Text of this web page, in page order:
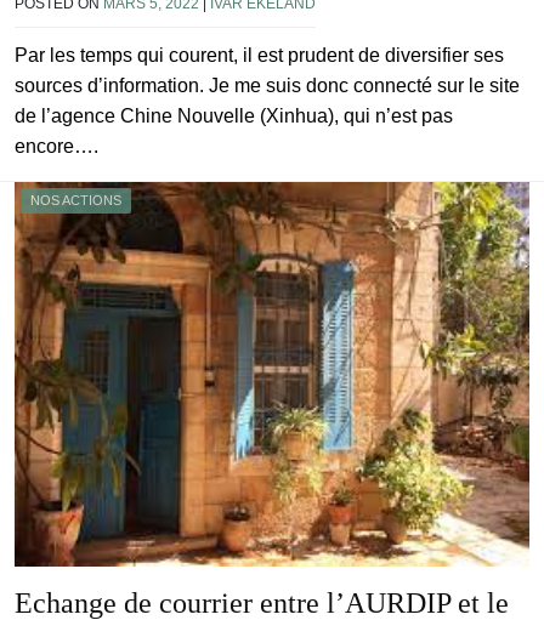
POSTED ON MARS 5, 2022 IVAR EKELAND
Par les temps qui courent, il est prudent de diversifier ses
sources d’information. Je me suis donc connecté sur le site
de l’agence Chine Nouvelle (Xinhua), qui n’est pas
encore….
NOS ACTIONS
Echange de courrier entre l’AURDIP et le